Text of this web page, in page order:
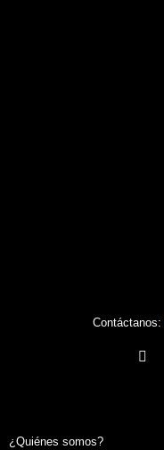
Contáctanos:
¿Quiénes somos?